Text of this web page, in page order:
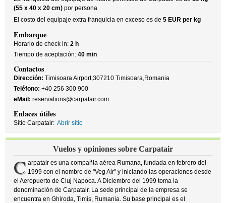
(55 x 40 x 20 cm) por persona
El costo del equipaje extra franquicia en exceso es de5 EUR per kg
Embarque
Horario de check in:2 h
Tiempo de aceptación:40 min
Contactos
Dirección: Timisoara Airport,307210 Timisoara,Romania
Teléfono: +40 256 300 900
eMail: reservations@carpatair.com
Enlaces útiles
Sitio Carpatair: Abrir sitio
Vuelos y opiniones sobre Carpatair
C arpatair es una compañia aérea Rumana, fundada en febrero del
1999 con el nombre de "Veg Air" y iniciando las operaciones desde
el Aeropuerto de Cluj Napoca. A Diciembre del 1999 toma la
denominación de Carpatair. La sede principal de la empresa se
encuentra en Ghiroda, Timis, Rumania. Su base principal es el